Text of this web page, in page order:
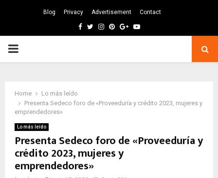
Blog Privacy Advertisement Contact
Facebook
TwitterInstagram
Pinterest
GoogleYoutube
PRIMARY
Home
Lo más leído
Presenta Sedeco foro de «Proveeduría y crédito 2023, mujeres y
emprendedores»
Lo más leído
Presenta Sedeco foro de «Proveeduría y
crédito 2023, mujeres y
emprendedores»